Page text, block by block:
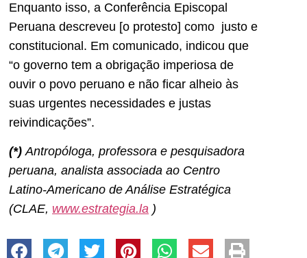
Enquanto isso, a Conferência Episcopal
Peruana descreveu [o protesto] como justo e
constitucional. Em comunicado, indicou que
“o governo tem a obrigação imperiosa de
ouvir o povo peruano e não ficar alheio às
suas urgentes necessidades e justas
reivindicações”.
(*) Antropóloga, professora e pesquisadora
peruana, analista associada ao Centro
Latino-Americano de Análise Estratégica
(CLAE, www.estrategia.la )